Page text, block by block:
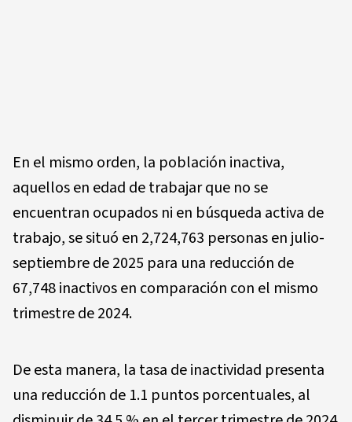
En el mismo orden, la población inactiva,
aquellos en edad de trabajar que no se
encuentran ocupados ni en búsqueda activa de
trabajo, se situó en 2,724,763 personas en julio-
septiembre de 2025 para una reducción de
67,748 inactivos en comparación con el mismo
trimestre de 2024.
De esta manera, la tasa de inactividad presenta
una reducción de 1.1 puntos porcentuales, al